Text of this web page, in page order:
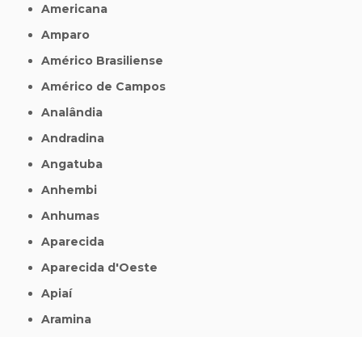
Americana
Amparo
Américo Brasiliense
Américo de Campos
Analândia
Andradina
Angatuba
Anhembi
Anhumas
Aparecida
Aparecida d'Oeste
Apiaí
Aramina